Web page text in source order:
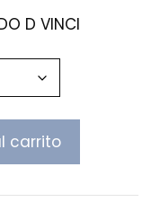
D VINCI
carrito